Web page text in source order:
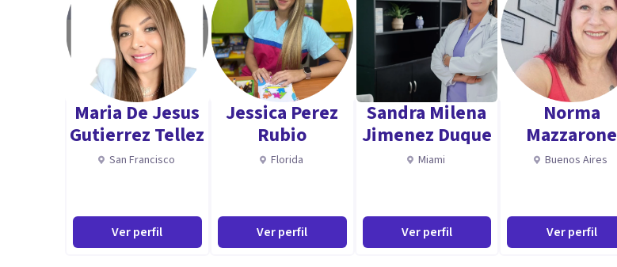
Maria De Jesus
Gutierrez Tellez
San Francisco
Ver perfil
Jessica Perez
Rubio
Florida
Ver perfil
Sandra Milena
Jimenez Duque
Miami
Ver perfil
Norma
Mazzarone
Buenos Aires
Ver perfil